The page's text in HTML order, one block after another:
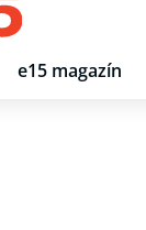
e15 magazín